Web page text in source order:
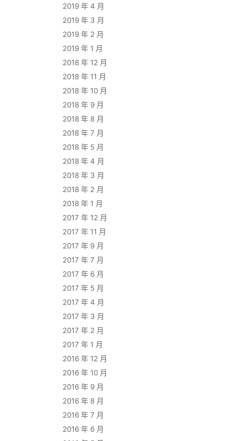
2019 年 4 月
2019 年 3 月
2019 年 2 月
2019 年 1 月
2018 年 12 月
2018 年 11 月
2018 年 10 月
2018 年 9 月
2018 年 8 月
2018 年 7 月
2018 年 5 月
2018 年 4 月
2018 年 3 月
2018 年 2 月
2018 年 1 月
2017 年 12 月
2017 年 11 月
2017 年 9 月
2017 年 7 月
2017 年 6 月
2017 年 5 月
2017 年 4 月
2017 年 3 月
2017 年 2 月
2017 年 1 月
2016 年 12 月
2016 年 10 月
2016 年 9 月
2016 年 8 月
2016 年 7 月
2016 年 6 月